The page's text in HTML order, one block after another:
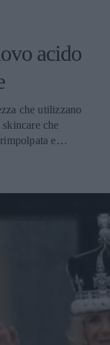
acido
che utilizzano
che
e